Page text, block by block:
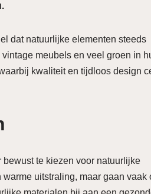
dat natuurlijke elementen steeds
meubels en veel groen in
kwaliteit en tijdloos design
te kiezen voor natuurlijke
uitstraling, maar gaan vaak